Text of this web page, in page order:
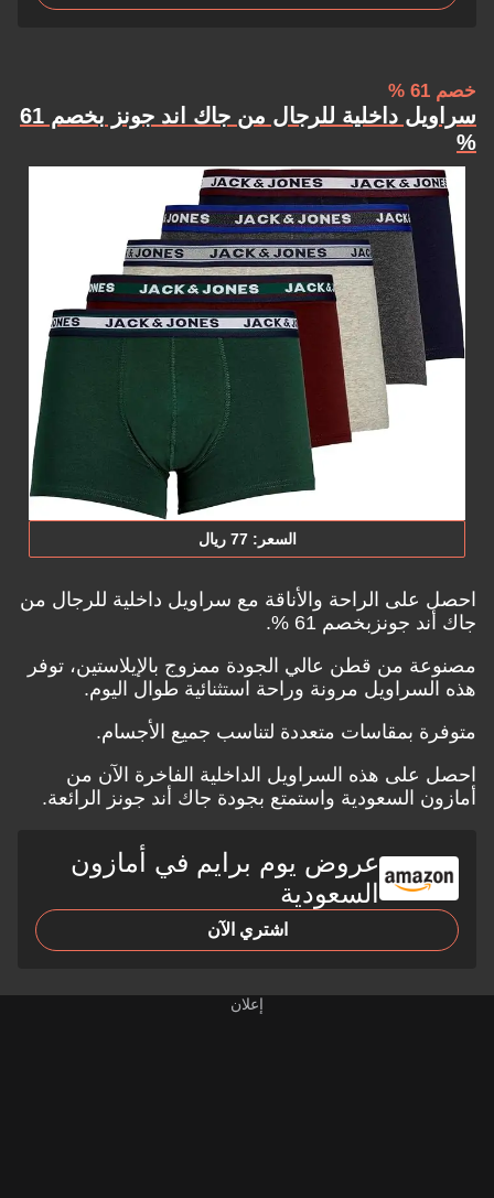
خصم 61‎ %
سراويل داخلية للرجال من جاك اند جونز بخصم 61‎
%
السعر: 77 ريال
احصل على الراحة والأناقة مع سراويل داخلية للرجال من
جاك أند جونزبخصم 61 %.
مصنوعة من قطن عالي الجودة ممزوج بالإيلاستين، توفر
هذه السراويل مرونة وراحة استثنائية طوال اليوم.
متوفرة بمقاسات متعددة لتناسب جميع الأجسام.
احصل على هذه السراويل الداخلية الفاخرة الآن من
أمازون السعودية واستمتع بجودة جاك أند جونز الرائعة.
عروض يوم برايم في أمازون
السعودية
اشتري الآن